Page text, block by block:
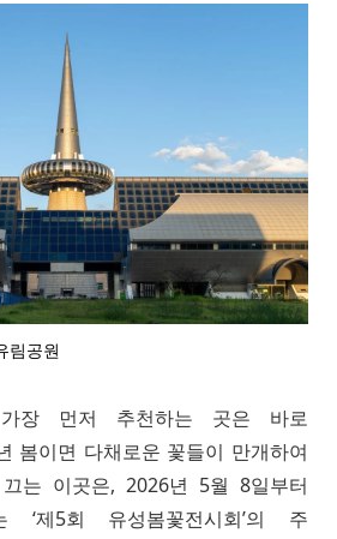
림공원
장 먼저 추천하는 곳은 바로
봄이면 다채로운 꽃들이 만개하여
는 이곳은, 2026년 5월 8일부터
‘제5회 유성봄꽃전시회’의 주